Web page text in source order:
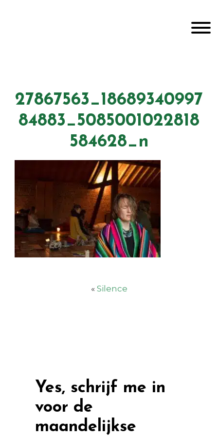
27867563_18689340997
84883_5085001022818
584628_n
« Silence
Yes, schrijf me in
voor de
maandelijkse